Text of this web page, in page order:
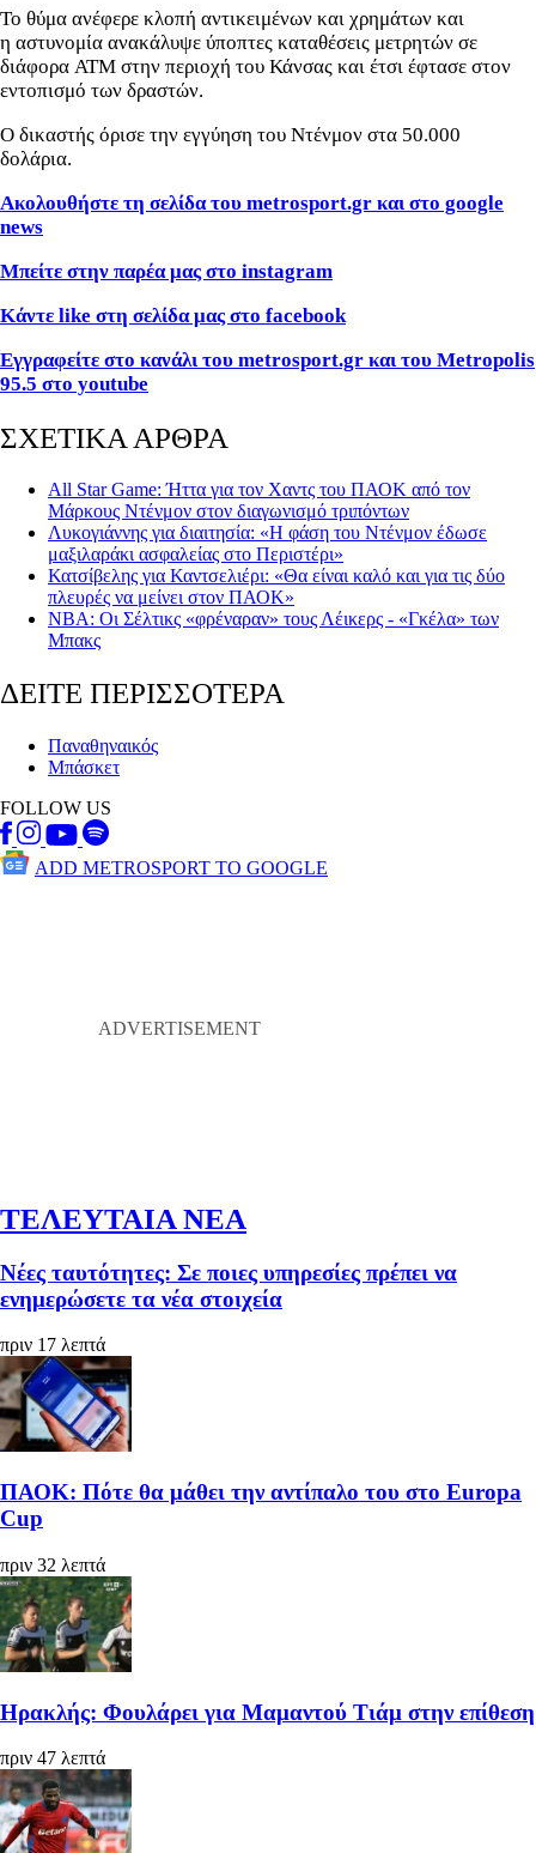
Το θύμα ανέφερε κλοπή αντικειμένων και χρημάτων και
η αστυνομία ανακάλυψε ύποπτες καταθέσεις μετρητών σε
διάφορα ATM στην περιοχή του Κάνσας και έτσι έφτασε στον
εντοπισμό των δραστών.
Ο δικαστής όρισε την εγγύηση του Ντένμον στα 50.000
δολάρια.
Ακολουθήστε τη σελίδα του metrosport.gr και στο google
news
Μπείτε στην παρέα μας στο instagram
Κάντε like στη σελίδα μας στο facebook
Εγγραφείτε στο κανάλι του metrosport.gr και του Metropolis
95.5 στο youtube
ΣΧΕΤΙΚΑ ΑΡΘΡΑ
All Star Game: Ήττα για τον Χαντς του ΠΑΟΚ από τον
Μάρκους Ντένμον στον διαγωνισμό τριπόντων
Λυκογιάννης για διαιτησία: «Η φάση του Ντένμον έδωσε
μαξιλαράκι ασφαλείας στο Περιστέρι»
Κατσίβελης για Καντσελιέρι: «Θα είναι καλό και για τις δύο
πλευρές να μείνει στον ΠΑΟΚ»
ΝΒΑ: Οι Σέλτικς «φρέναραν» τους Λέικερς - «Γκέλα» των
Μπακς
ΔΕΙΤΕ ΠΕΡΙΣΣΟΤΕΡΑ
Παναθηναικός
Μπάσκετ
FOLLOW US
ADD METROSPORT TO GOOGLE
ΤΕΛΕΥΤΑΙΑ ΝΕΑ
Νέες ταυτότητες: Σε ποιες υπηρεσίες πρέπει να
ενημερώσετε τα νέα στοιχεία
πριν 17 λεπτά
ΠΑΟΚ: Πότε θα μάθει την αντίπαλο του στο Europa
Cup
πριν 32 λεπτά
Ηρακλής: Φουλάρει για Μαμαντού Τιάμ στην επίθεση
πριν 47 λεπτά